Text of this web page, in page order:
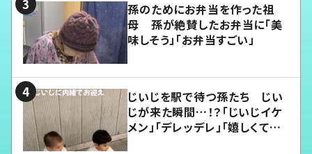
孫のためにお弁当を作った祖
母 孫が絶賛したお弁当に「美
味しそう」「お弁当すごい」
じいじを駅で待つ孫たち じい
じが来た瞬間…！？「じいじイケ
メン」「デレッデレ」「嬉しくて可